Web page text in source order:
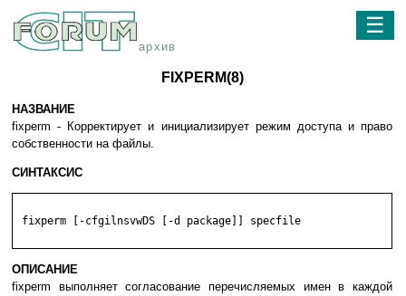
архив
☰
FIXPERM(8)
НАЗВАНИЕ
fixperm - Корректирует и инициализирует режим доступа и право
собственности на файлы.
СИНТАКСИС
fixperm [-cfgilnsvwDS [-d package]] specfile
ОПИСАНИЕ
fixperm выполняет согласование перечисляемых имен в каждой